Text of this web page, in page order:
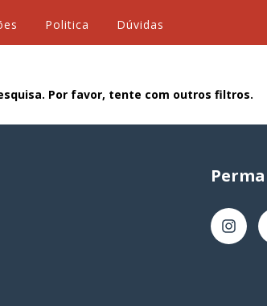
Politica Dúvidas
Por favor, tente com outros filtros.